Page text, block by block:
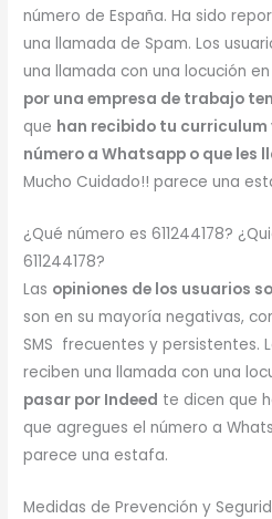
número de España. Ha sido
una llamada de Spam. Los
una llamada con una locución
por una empresa de trabajo
que han recibido tu curriculum
número a Whatsapp o que les
Mucho Cuidado!! parece una
¿Qué número es 611244178?
611244178?
Las opiniones de los usuarios
son en su mayoría negativas,
SMS frecuentes y persistentes.
reciben una llamada con una
pasar por Indeed te dicen que
que agregues el número a
parece una estafa.
Medidas de Prevención y